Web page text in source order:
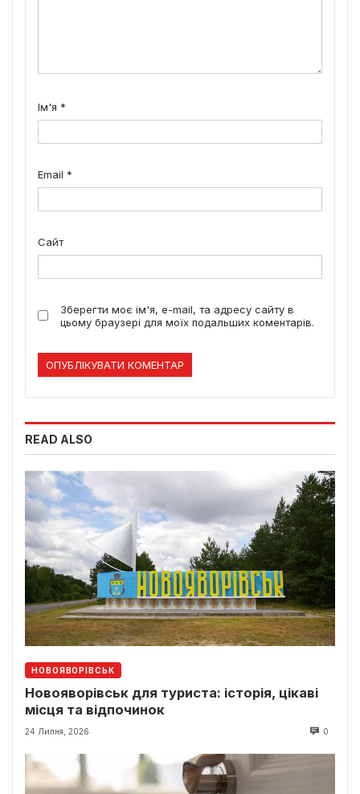
Ім'я *
Email *
Сайт
Зберегти моє ім'я, e-mail, та адресу сайту в
цьому браузері для моїх подальших коментарів.
READ ALSO
НОВОЯВОРІВСЬК
Новояворівськ для туриста: історія, цікаві
місця та відпочинок
24 Липня, 2026 0